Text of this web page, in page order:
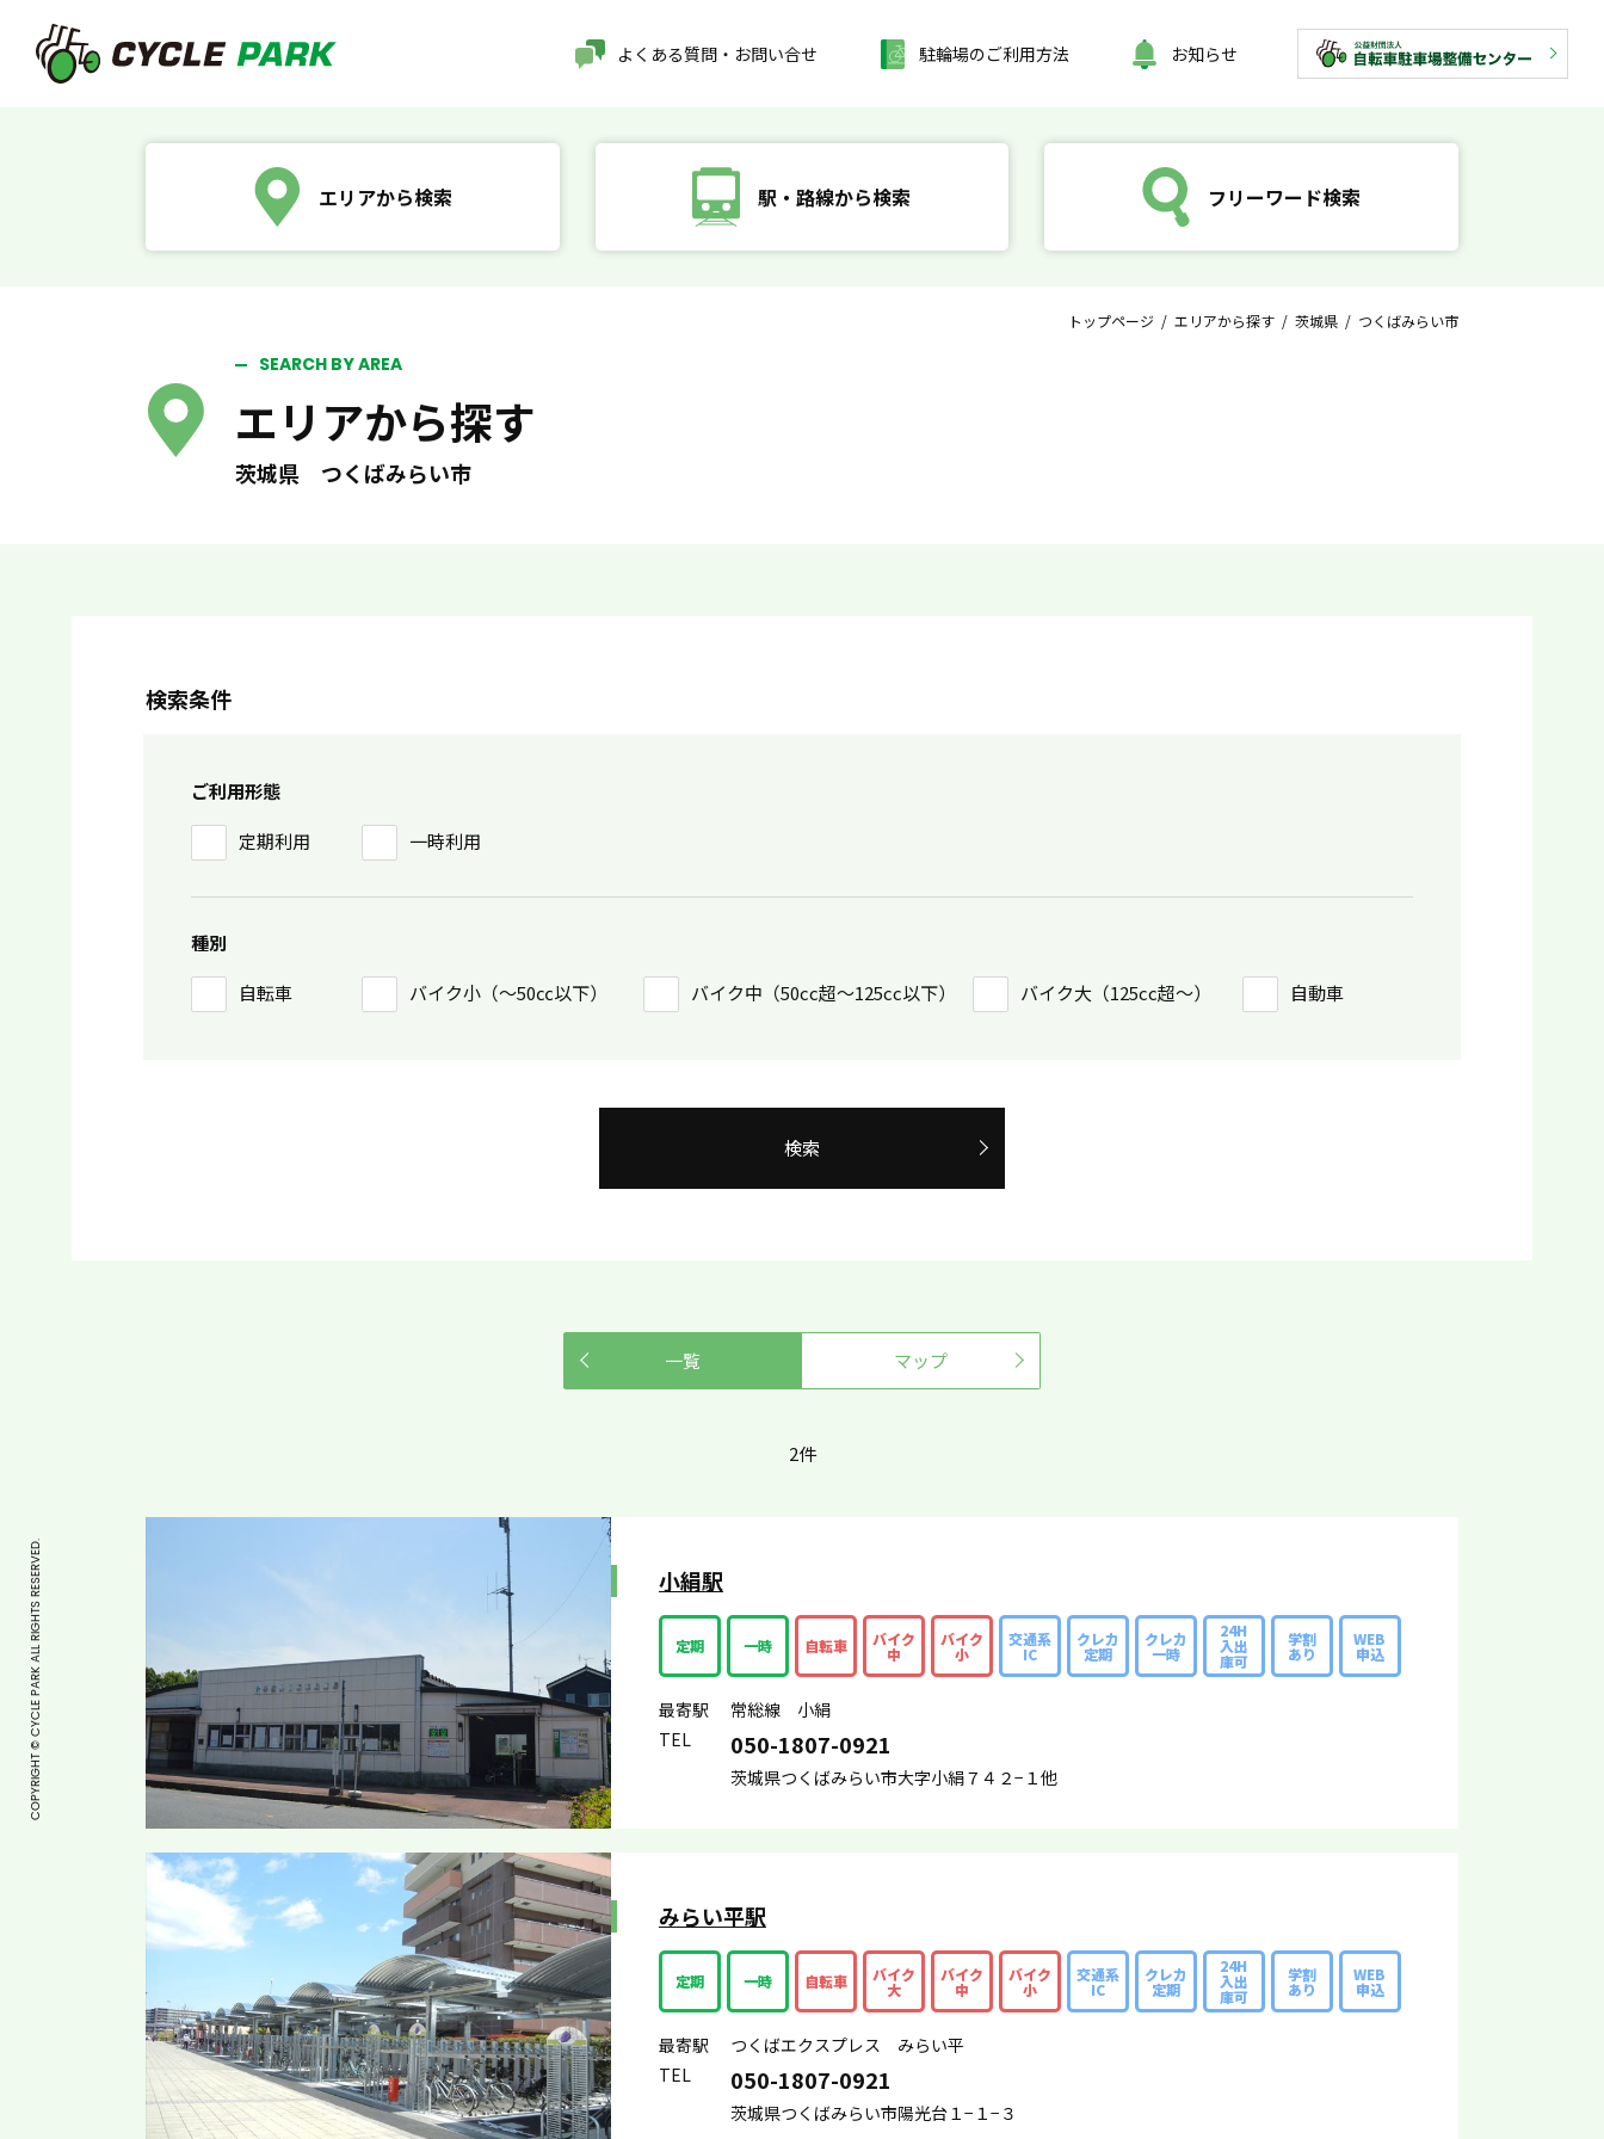
よくある質問・お問い合せ 駐輪場のご利用方法 お知らせ
エリアから検索 駅・路線から検索 フリーワード検索
トップページ / エリアから探す / 茨城県 / つくばみらい市
SEARCH BY AREA
エリアから探す
茨城県 つくばみらい市
検索条件
ご利用形態
定期利用
一時利用
種別
自転車
バイク小（〜50㏄以下） バイク中（50cc超〜125cc以下） バイク大（125cc超〜） 自動車
検索
一覧 マップ
2件
小絹駅
定期 一時 自転車 バイク
中
バイク
小
交通系
IC
クレカ
定期
クレカ
一時
24H
入出
庫可
学割
あり
WEB
申込
最寄駅
常総線 小絹
TEL
050-1807-0921
茨城県つくばみらい市大字小絹７４２−１他
みらい平駅
定期 一時 自転車 バイク
大
バイク
中
バイク
小
交通系
IC
クレカ
定期
24H
入出
庫可
学割
あり
WEB
申込
最寄駅
つくばエクスプレス みらい平
TEL
050-1807-0921
茨城県つくばみらい市陽光台１−１−３
COPYRIGHT © CYCLE PARK ALL RIGHTS RESERVED.